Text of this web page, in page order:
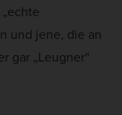
und jene, die an
gar „Leugner“